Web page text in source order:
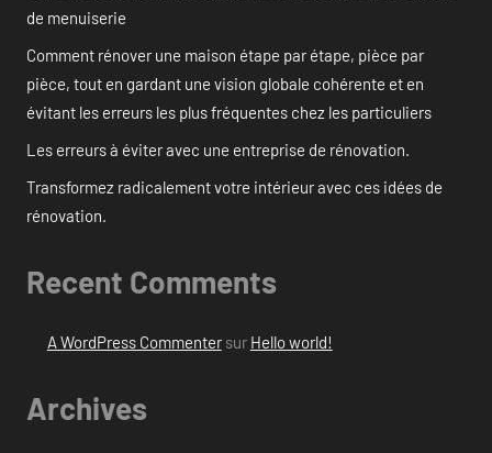
de menuiserie
Comment rénover une maison étape par étape, pièce par
pièce, tout en gardant une vision globale cohérente et en
évitant les erreurs les plus fréquentes chez les particuliers
Les erreurs à éviter avec une entreprise de rénovation.
Transformez radicalement votre intérieur avec ces idées de
rénovation.
Recent Comments
A WordPress Commentersur Hello world!
Archives